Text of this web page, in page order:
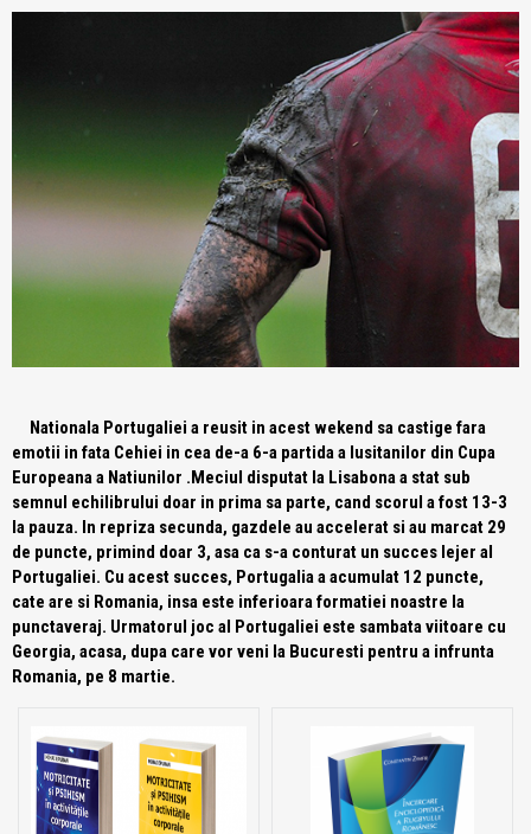
Nationala Portugaliei a reusit in acest wekend sa castige fara
emotii in fata Cehiei in cea de-a 6-a partida a lusitanilor din Cupa
Europeana a Natiunilor .Meciul disputat la Lisabona a stat sub
semnul echilibrului doar in prima sa parte, cand scorul a fost 13-3
la pauza. In repriza secunda, gazdele au accelerat si au marcat 29
de puncte, primind doar 3, asa ca s-a conturat un succes lejer al
Portugaliei. Cu acest succes, Portugalia a acumulat 12 puncte,
cate are si Romania, insa este inferioara formatiei noastre la
punctaveraj. Urmatorul joc al Portugaliei este sambata viitoare cu
Georgia, acasa, dupa care vor veni la Bucuresti pentru a infrunta
Romania, pe 8 martie.